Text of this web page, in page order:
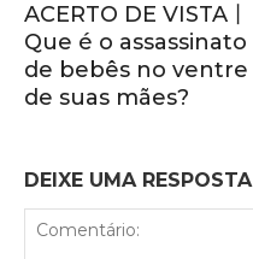
ACERTO DE VISTA丨
Que é o assassinato
de bebês no ventre
de suas mães?
DEIXE UMA RESPOSTA